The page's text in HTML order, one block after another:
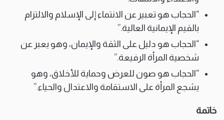
“الحجاب هو تعبير عن الانتماء إلى الإسلام والالتزام
بالقيم الإيمانية العالية.”
“الحجاب هو دليل على الثقة والإيمان، وهو يعبر عن
شخصية المرأة الرفيعة.”
“الحجاب هو صون للعرض وحماية للأخلاق، وهو
يشجع المرأة على الاستقامة والاعتدال والحياء.”
خاتمة